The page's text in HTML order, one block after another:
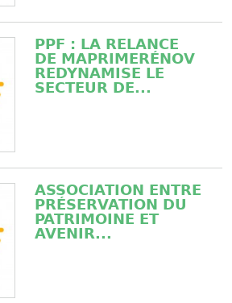
PPF : LA RELANCE
DE MAPRIMERÉNOV
REDYNAMISE LE
SECTEUR DE...
ASSOCIATION ENTRE
PRÉSERVATION DU
PATRIMOINE ET
AVENIR...